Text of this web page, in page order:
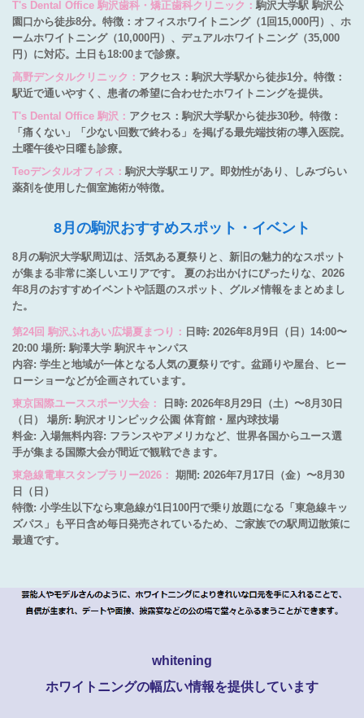
T's Dental Office 駒沢歯科・矯正歯科クリニック：駒沢大学駅 駒沢公
園口から徒歩8分。特徴：オフィスホワイトニング（1回15,000円）、ホ
ームホワイトニング（10,000円）、デュアルホワイトニング（35,000
円）に対応。土日も18:00まで診療。
高野デンタルクリニック： アクセス：駒沢大学駅から徒歩1分。特徴：
駅近で通いやすく、患者の希望に合わせたホワイトニングを提供。
T's Dental Office 駒沢： アクセス：駒沢大学駅から徒歩30秒。特徴：
「痛くない」「少ない回数で終わる」を掲げる最先端技術の導入医院。
土曜午後や日曜も診療。
Teoデンタルオフィス：駒沢大学駅エリア。即効性があり、しみづらい
薬剤を使用した個室施術が特徴。
8月の駒沢おすすめスポット・イベント
8月の駒沢大学駅周辺は、活気ある夏祭りと、新旧の魅力的なスポット
が集まる非常に楽しいエリアです。 夏のお出かけにぴったりな、2026
年8月のおすすめイベントや話題のスポット、グルメ情報をまとめまし
た。
第24回 駒沢ふれあい広場夏まつり： 日時: 2026年8月9日（日）14:00〜
20:00 場所: 駒澤大学 駒沢キャンパス
内容: 学生と地域が一体となる人気の夏祭りです。盆踊りや屋台、ヒー
ローショーなどが企画されています。
東京国際ユーススポーツ大会：
日時: 2026年8月29日（土）〜8月30日
（日） 場所: 駒沢オリンピック公園 体育館・屋内球技場
料金: 入場無料内容: フランスやアメリカなど、世界各国からユース選
手が集まる国際大会が間近で観戦できます。
東急線電車スタンプラリー2026： 期間: 2026年7月17日（金）〜8月30
日（日）
特徴: 小学生以下なら東急線が1日100円で乗り放題になる「東急線キッ
ズパス」も平日含め毎日発売されているため、ご家族での駅周辺散策に
最適です。
whitening
ホワイトニングの幅広い情報を提供しています